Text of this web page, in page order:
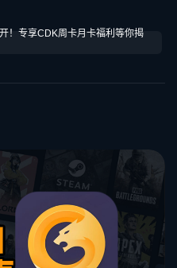
！专享CDK周卡月卡福利等你揭